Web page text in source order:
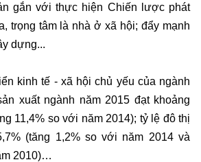
gắn với thực hiện Chiến lược phát
trọng tâm là nhà ở xã hội; đẩy mạnh
dựng...
kinh tế - xã hội chủ yếu của ngành
xuất ngành năm 2015 đạt khoảng
11,4% so với năm 2014); tỷ lệ đô thị
(tăng 1,2% so với năm 2014 và
2010)…